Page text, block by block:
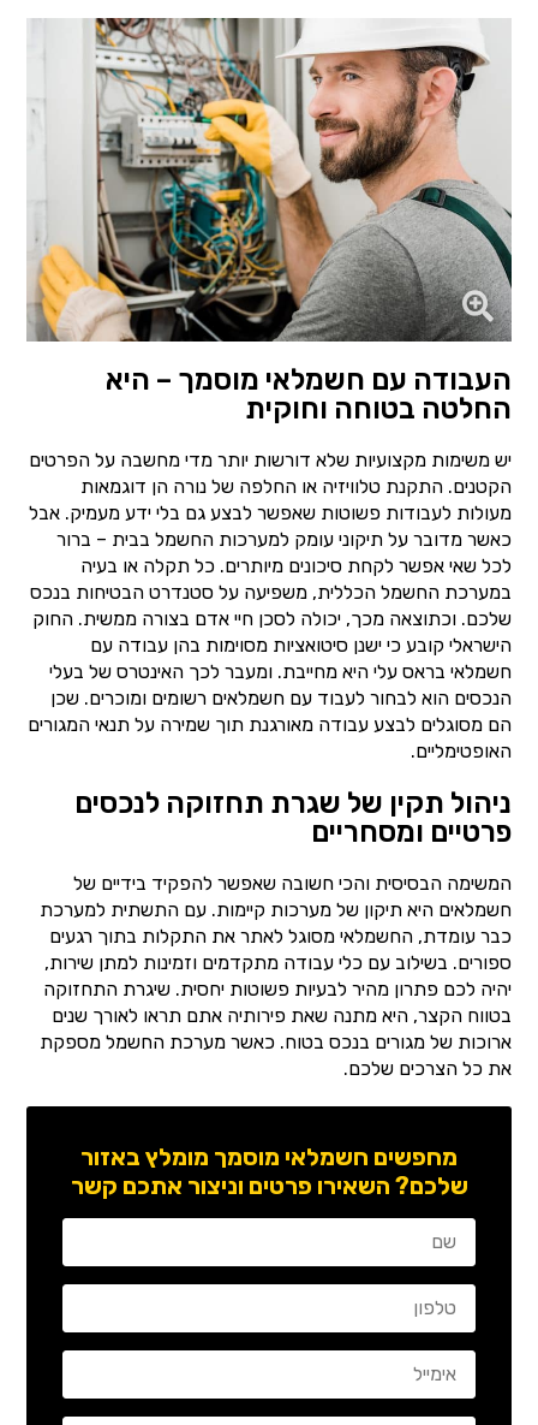
העבודה עם חשמלאי מוסמך – היא
החלטה בטוחה וחוקית
יש משימות מקצועיות שלא דורשות יותר מדי מחשבה על הפרטים
הקטנים. התקנת טלוויזיה או החלפה של נורה הן דוגמאות
מעולות לעבודות פשוטות שאפשר לבצע גם בלי ידע מעמיק. אבל
כאשר מדובר על תיקוני עומק למערכות החשמל בבית – ברור
לכל שאי אפשר לקחת סיכונים מיותרים. כל תקלה או בעיה
במערכת החשמל הכללית, משפיעה על סטנדרט הבטיחות בנכס
שלכם. וכתוצאה מכך, יכולה לסכן חיי אדם בצורה ממשית. החוק
הישראלי קובע כי ישנן סיטואציות מסוימות בהן עבודה עם
חשמלאי בראס עלי היא מחייבת. ומעבר לכך האינטרס של בעלי
הנכסים הוא לבחור לעבוד עם חשמלאים רשומים ומוכרים. שכן
הם מסוגלים לבצע עבודה מאורגנת תוך שמירה על תנאי המגורים
האופטימליים.
ניהול תקין של שגרת תחזוקה לנכסים
פרטיים ומסחריים
המשימה הבסיסית והכי חשובה שאפשר להפקיד בידיים של
חשמלאים היא תיקון של מערכות קיימות. עם התשתית למערכת
כבר עומדת, החשמלאי מסוגל לאתר את התקלות בתוך רגעים
ספורים. בשילוב עם כלי עבודה מתקדמים וזמינות למתן שירות,
יהיה לכם פתרון מהיר לבעיות פשוטות יחסית. שיגרת התחזוקה
בטווח הקצר, היא מתנה שאת פירותיה אתם תראו לאורך שנים
ארוכות של מגורים בנכס בטוח. כאשר מערכת החשמל מספקת
את כל הצרכים שלכם.
מחפשים חשמלאי מוסמך מומלץ באזור
שלכם? השאירו פרטים וניצור אתכם קשר